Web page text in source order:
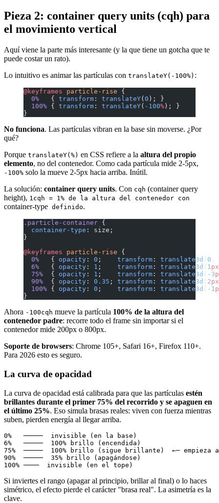
Pieza 2: container query units (cqh) para
el movimiento vertical
Aquí viene la parte más interesante (y la que tiene un gotcha que te
puede costar un rato).
Lo intuitivo es animar las partículas con translateY(-100%) :
@keyframes particle-rise {
  0%
   {
transform : translateY( 0 ); }
  100%
{ transform : translateY( -100% ); }
}
No funciona. Las partículas vibran en la base sin moverse. ¿Por
qué?
Porque translateY(%) en CSS refiere a la altura del propio
elemento, no del contenedor. Como cada partícula mide 2-5px,
-100% solo la mueve 2-5px hacia arriba. Inútil.
La solución: container query units. Con cqh (container query
height), 1cqh = 1% de la altura del contenedor con
container-type definido.
.particle-container {
  container-type
: size;
}
@keyframes particle-rise {
  0%
   {
opacity : 0 ; transform : translate3d ( 0 ,
  6%
   {
opacity : 1 ; transform : translate3d ( 1px
  75%
  {
opacity : 1 ; transform : translate3d ( -3
  90%
  {
opacity : 0.35 ; transform : translate3d ( 2px
  100%
{ opacity : 0 ; transform : translate3d ( -1
}
Ahora -100cqh mueve la partícula 100% de la altura del
contenedor padre: recorre todo el frame sin importar si el
contenedor mide 200px o 800px.
Soporte de browsers: Chrome 105+, Safari 16+, Firefox 110+.
Para 2026 esto es seguro.
La curva de opacidad
La curva de opacidad está calibrada para que las partículas estén
brillantes durante el primer 75% del recorrido y se apaguen en
el último 25%. Eso simula brasas reales: viven con fuerza mientras
suben, pierden energía al llegar arriba.
0%   ─────  invisible (en la base)
6%   ─────  100% brillo (encendida)
75%  ─────  100% brillo (sigue brillante)  ←─ empieza a
90%  ─────  35% brillo (apagándose)
Si inviertes el rango (apagar al principio, brillar al final) o lo haces
simétrico, el efecto pierde el carácter "brasa real". La asimetría es la
clave.